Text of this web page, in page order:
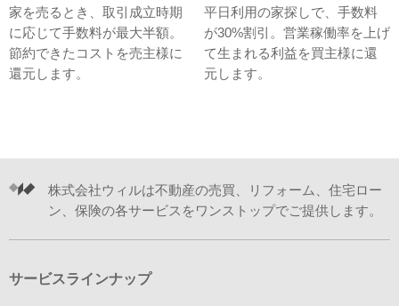
家を売るとき、取引成立時期
に応じて手数料が最大半額。
節約できたコストを売主様に
還元します。
平日利用の家探しで、手数料
が30%割引。営業稼働率を上げ
て生まれる利益を買主様に還
元します。
株式会社ウィルは不動産の売買、リフォーム、住宅ロー
ン、保険の各サービスをワンストップでご提供します。
サービスラインナップ